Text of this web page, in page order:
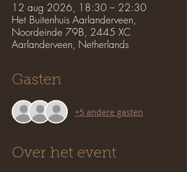
12 aug 2026, 18:30 – 22:30
Het Buitenhuis Aarlanderveen,
Noordeinde 79B, 2445 XC
Aarlanderveen, Netherlands
Gasten
+5 andere gasten
Over het event